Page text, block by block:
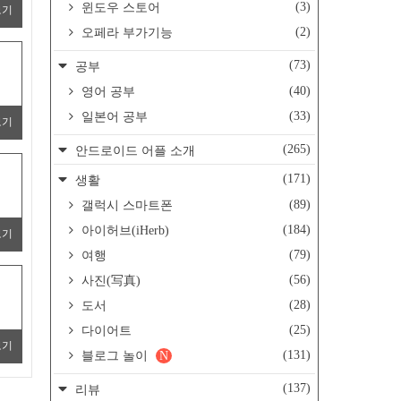
윈도우 스토어
(3)
오페라 부가기능
(2)
공부
(73)
영어 공부
(40)
일본어 공부
(33)
안드로이드 어플 소개 (265)
생활
(171)
갤럭시 스마트폰
(89)
아이허브(iHerb)
(184)
여행
(79)
사진(写真)
(56)
도서
(28)
다이어트
(25)
블로그 놀이
(131)
N
리뷰 (137)